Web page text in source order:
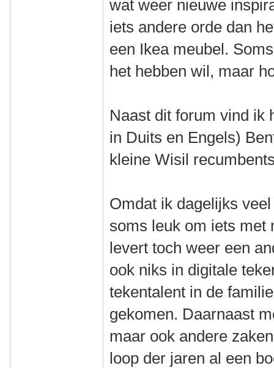
wat weer nieuwe
iets andere orde dan
een Ikea meubel.
het hebben wil, maar
Naast dit forum vind ik
in Duits en Engels)
kleine Wisil
Omdat ik dagelijks
soms leuk om iets met
levert toch weer een
ook niks in digitale
tekentalent in de
gekomen. Daarnaast
maar ook andere
loop der jaren al een